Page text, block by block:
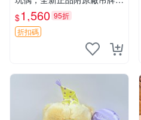
防塵袋，內藏薰衣草可加熱，
適合各個年齡層，冷暖兩用享
受抱抱樂趣，不容錯過嚴選好
$1,560 95折
折扣碼